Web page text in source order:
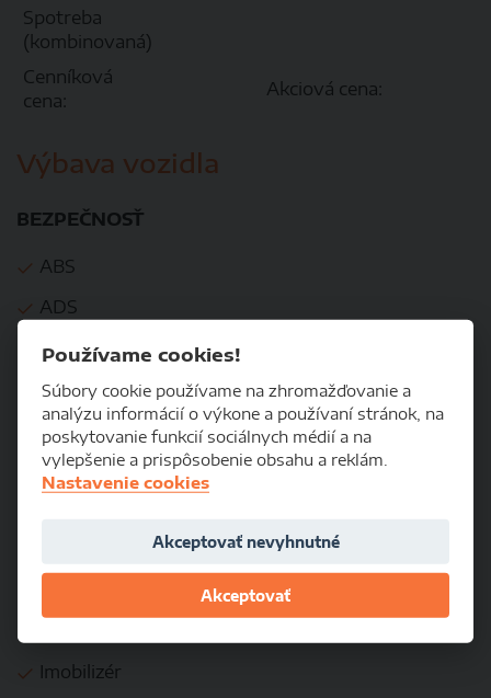
Spotreba
(kombinovaná)
Cenníková
cena:
Akciová cena:
Výbava vozidla
BEZPEČNOSŤ
ABS
ADS
Airbagy
ASR
Brzdový asistent
Centrálne zamykanie
Imobilizér
Používame cookies!
Súbory cookie používame na zhromažďovanie a
analýzu informácií o výkone a používaní stránok, na
poskytovanie funkcií sociálnych médií a na
vylepšenie a prispôsobenie obsahu a reklám.
Nastavenie cookies
Akceptovať nevyhnutné
Akceptovať